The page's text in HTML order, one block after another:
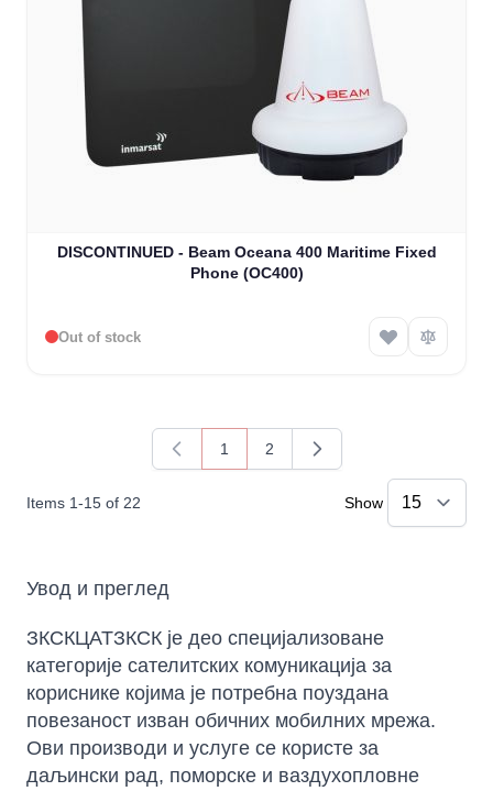
DISCONTINUED - Beam Oceana 400 Maritime Fixed
Phone (OC400)
Out of stock
Items 1-15 of 22
You're currently reading page
1
Page
2
Show
Увод и преглед
ЗКСКЦАТЗКСК је део специјализоване
категорије сателитских комуникација за
кориснике којима је потребна поуздана
повезаност изван обичних мобилних мрежа.
Ови производи и услуге се користе за
даљински рад, поморске и ваздухопловне